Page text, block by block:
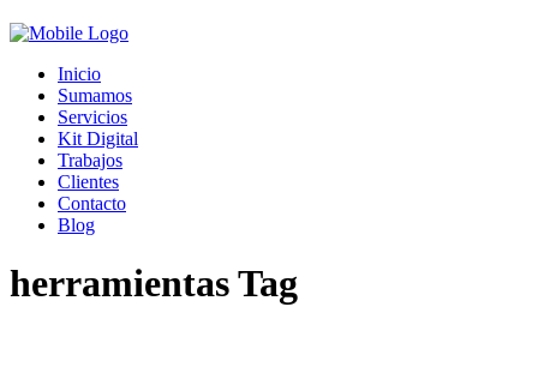
Inicio
Sumamos
Servicios
Kit Digital
Trabajos
Clientes
Contacto
Blog
herramientas Tag